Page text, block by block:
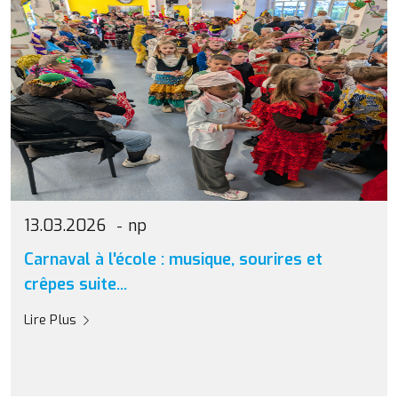
13.03.2026
np
Carnaval à l'école : musique, sourires et
crêpes suite...
Lire Plus